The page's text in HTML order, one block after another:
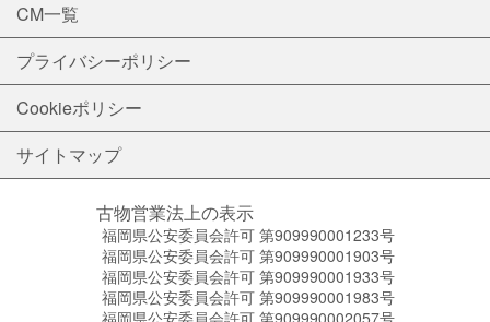
CM一覧
プライバシーポリシー
Cookieポリシー
サイトマップ
古物営業法上の表示
福岡県公安委員会許可 第909990001233号
福岡県公安委員会許可 第909990001903号
福岡県公安委員会許可 第909990001933号
福岡県公安委員会許可 第909990001983号